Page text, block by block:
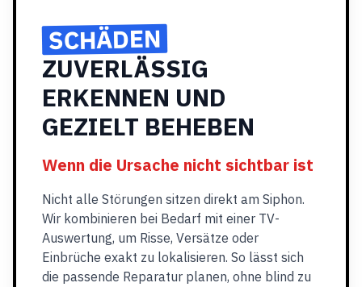
SCHÄDEN
ZUVERLÄSSIG
ERKENNEN UND
GEZIELT BEHEBEN
Wenn die Ursache nicht sichtbar ist
Nicht alle Störungen sitzen direkt am Siphon.
Wir kombinieren bei Bedarf mit einer TV-
Auswertung, um Risse, Versätze oder
Einbrüche exakt zu lokalisieren. So lässt sich
die passende Reparatur planen, ohne blind zu